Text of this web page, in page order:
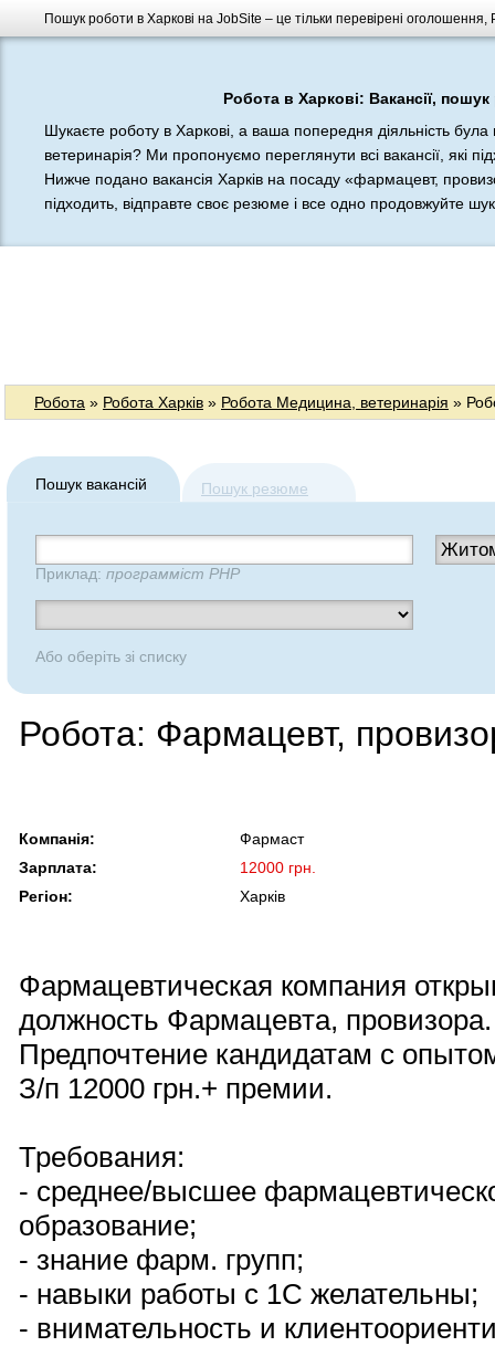
Пошук роботи в Харкові на JobSite – це тільки перевірені
Робота в Харкові: Вакансії,
Шукаєте роботу в Харкові, а ваша попередня діяльність
ветеринарія? Ми пропонуємо переглянути всі вакансії, які
Нижче подано вакансія Харків на посаду «фармацевт,
підходить, відправте своє резюме і все одно продовжуйте
Робота » Робота Харків » Робота Медицина, ветеринарія »
Пошук вакансій Пошук резюме
Приклад: программіст PHP
Або оберіть зі списку
Робота: Фармацевт,
Компанія:
Фармаст
Зарплата:
12000 грн.
Регіон:
Харків
Фармацевтическая компания
должность Фармацевта, провизора.
Предпочтение кандидатам с
З/п 12000 грн.+ премии.
Требования:
- среднее/высшее
образование;
- знание фарм. групп;
- навыки работы с 1С желательны;
- внимательность и